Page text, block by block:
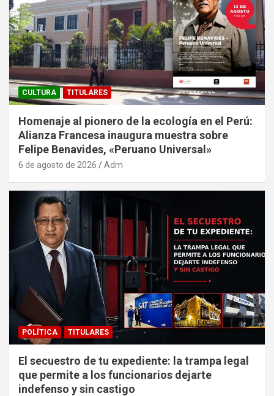
CULTURA TITULARES
Homenaje al pionero de la ecología en el Perú:
Alianza Francesa inaugura muestra sobre
Felipe Benavides, «Peruano Universal»
6 de agosto de 2026 Adm
POLÍTICA TITULARES
El secuestro de tu expediente: la trampa legal
que permite a los funcionarios dejarte
indefenso y sin castigo